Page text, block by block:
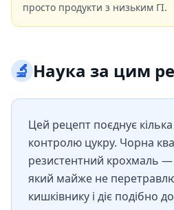
просто продукти з низьким ГІ.
🔬Наука за цим
Цей рецепт поєднує кілька
контролю цукру. Чорна
резистентний крохмаль —
який майже не
кишківнику і діє подібно